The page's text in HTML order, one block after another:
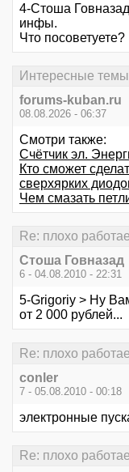
4-Стоша
инфы.
Что посоветуете?
Интересные темы
forums-kuban.ru
08.08.2026 - 06:37
Смотри также:
Счётчик эл.
Кто сможет
сверхярких
Чем смазать
Re: плохо
Стоша Говназад
6 - 04.08.2010 - 22:31
5-Grigoriy > Ну
от 2 000 рублей...
Re: плохо
conler
7 - 05.08.2010 - 00:18
электронные
Re: плохо